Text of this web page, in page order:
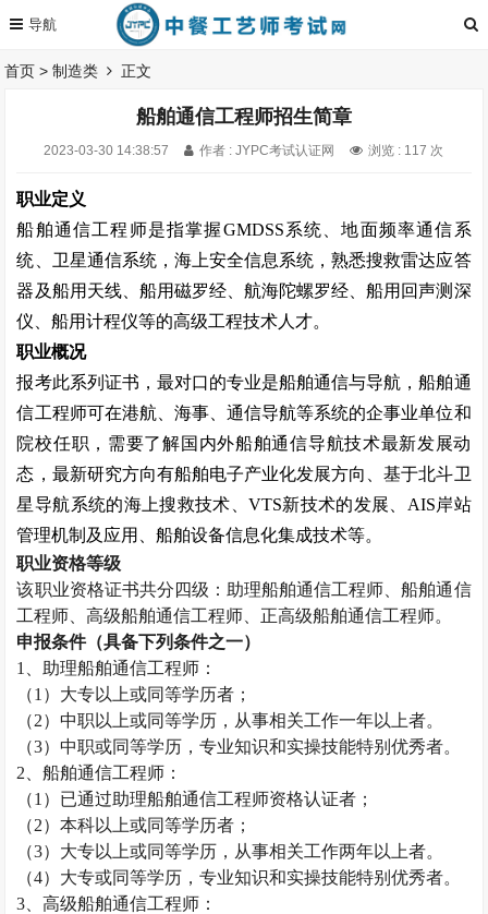
首页 >制造类 正文
船舶通信工程师招生简章
2023-03-30 14:38:57 作者 : JYPC考试认证网 浏览 : 117 次
职业定义
船舶通信工程师是指掌握GMDSS系统、地面频率通信系
统、卫星通信系统，海上安全信息系统，熟悉搜救雷达应答
器及船用天线、船用磁罗经、航海陀螺罗经、船用回声测深
仪、船用计程仪等的高级工程技术人才。
职业概况
报考此系列证书，最对口的专业是船舶通信与导航，船舶通
信工程师可在港航、海事、通信导航等系统的企事业单位和
院校任职，需要了解国内外船舶通信导航技术最新发展动
态，最新研究方向有船舶电子产业化发展方向、基于北斗卫
星导航系统的海上搜救技术、VTS新技术的发展、 AIS岸站
管理机制及应用、船舶设备信息化集成技术等。
职业资格等级
该职业资格证书共分四级：助理船舶通信工程师、船舶通信
工程师、高级船舶通信工程师、正高级船舶通信工程师。
申报条件（具备下列条件之一）
1
、助理船舶通信工程师：
（1 ）大专以上或同等学历者；
（2）中职以上或同等学历，从事相关工作一年以上者。
（3）中职或同等学历，专业知识和实操技能特别优秀者。
2 、船舶通信工程师：
（1 ）已通过助理船舶通信工程师资格认证者；
（2）本科以上或同等学历者；
（3）大专以上或同等学历，从事相关工作两年以上者。
（4）大专或同等学历，专业知识和实操技能特别优秀者。
3 、高级船舶通信工程师：